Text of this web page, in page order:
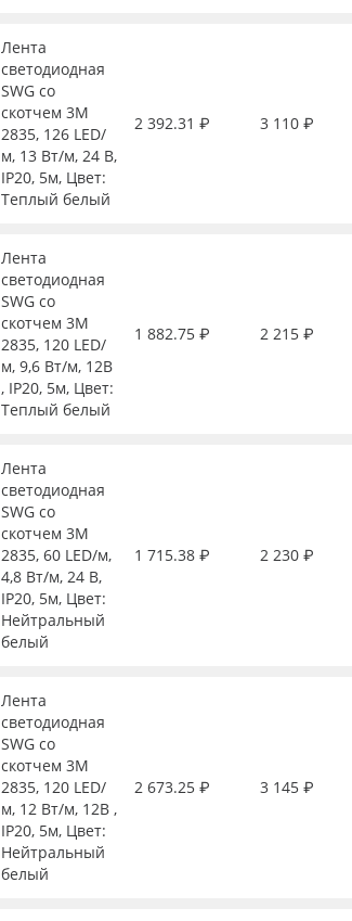
Лента
светодиодная
SWG со
скотчем 3М
2835, 126 LED/
м, 13 Вт/м, 24 В,
IP20, 5м, Цвет:
Теплый белый
2 392.31 ₽ 3 110 ₽
Лента
светодиодная
SWG со
скотчем 3М
2835, 120 LED/
м, 9,6 Вт/м, 12В
, IP20, 5м, Цвет:
Теплый белый
1 882.75 ₽ 2 215 ₽
Лента
светодиодная
SWG со
скотчем 3М
2835, 60 LED/м,
4,8 Вт/м, 24 В,
IP20, 5м, Цвет:
Нейтральный
белый
1 715.38 ₽ 2 230 ₽
Лента
светодиодная
SWG со
скотчем 3М
2835, 120 LED/
м, 12 Вт/м, 12В ,
IP20, 5м, Цвет:
Нейтральный
белый
2 673.25 ₽ 3 145 ₽